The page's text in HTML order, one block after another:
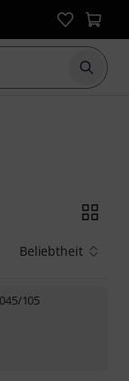
Suche
Beliebtheit
105